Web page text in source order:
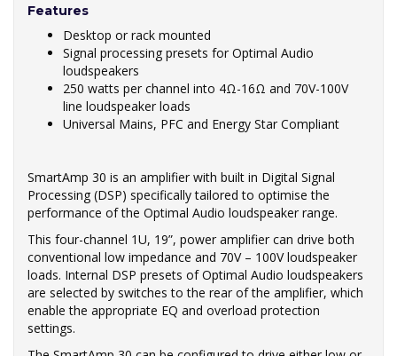
Features
Desktop or rack mounted
Signal processing presets for Optimal Audio
loudspeakers
250 watts per channel into 4Ω-16Ω and 70V-100V
line loudspeaker loads
Universal Mains, PFC and Energy Star Compliant
SmartAmp 30 is an amplifier with built in Digital Signal
Processing (DSP) specifically tailored to optimise the
performance of the Optimal Audio loudspeaker range.
This four-channel 1U, 19”, power amplifier can drive both
conventional low impedance and 70V – 100V loudspeaker
loads. Internal DSP presets of Optimal Audio loudspeakers
are selected by switches to the rear of the amplifier, which
enable the appropriate EQ and overload protection
settings.